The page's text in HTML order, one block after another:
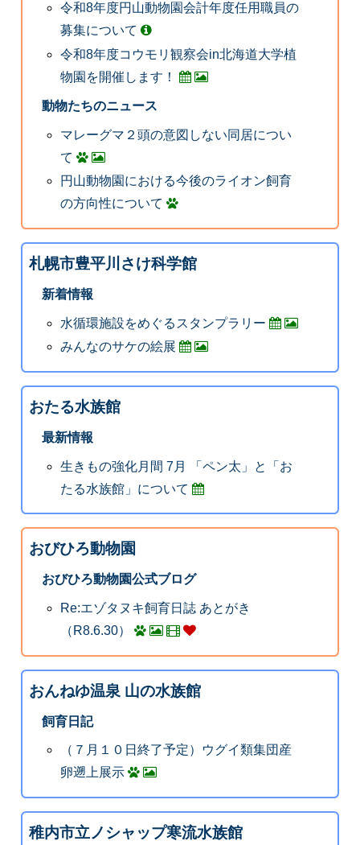
令和8年度円山動物園会計年度任用職員の
募集について
令和8年度コウモリ観察会in北海道大学植
物園を開催します！
動物たちのニュース
マレーグマ２頭の意図しない同居につい
て
円山動物園における今後のライオン飼育
の方向性について
札幌市豊平川さけ科学館
新着情報
水循環施設をめぐるスタンプラリー
みんなのサケの絵展
おたる水族館
最新情報
生きもの強化月間 7月 「ペン太」と「お
たる水族館」について
おびひろ動物園
おびひろ動物園公式ブログ
Re:エゾタヌキ飼育日誌 あとがき
（R8.6.30）
おんねゆ温泉 山の水族館
飼育日記
（７月１０日終了予定）ウグイ類集団産
卵遡上展示
稚内市立ノシャップ寒流水族館